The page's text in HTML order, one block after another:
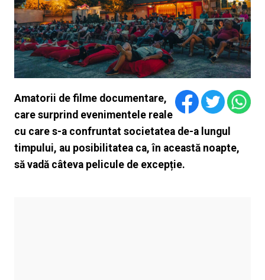
Amatorii de filme documentare,
care surprind evenimentele reale
cu care s-a confruntat societatea de-a lungul
timpului, au posibilitatea ca, în această noapte,
să vadă câteva pelicule de excepție.